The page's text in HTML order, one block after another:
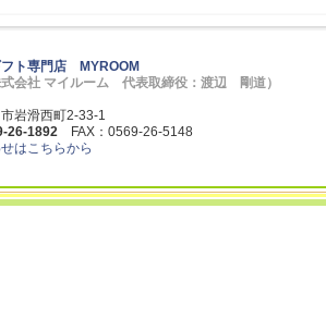
フト専門店 MYROOM
式会社 マイルーム 代表取締役：渡辺 剛道）
岩滑西町2-33-1
26-1892 FAX：0569-26-5148
はこちらから